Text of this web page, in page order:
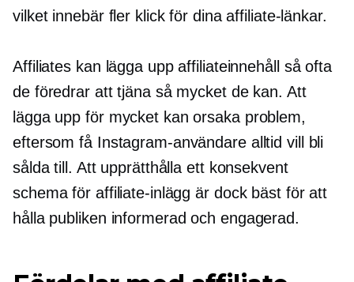
vilket innebär fler klick för dina affiliate-länkar.
Affiliates kan lägga upp affiliateinnehåll så ofta
de föredrar att tjäna så mycket de kan. Att
lägga upp för mycket kan orsaka problem,
eftersom få Instagram-användare alltid vill bli
sålda till. Att upprätthålla ett konsekvent
schema för affiliate-inlägg är dock bäst för att
hålla publiken informerad och engagerad.